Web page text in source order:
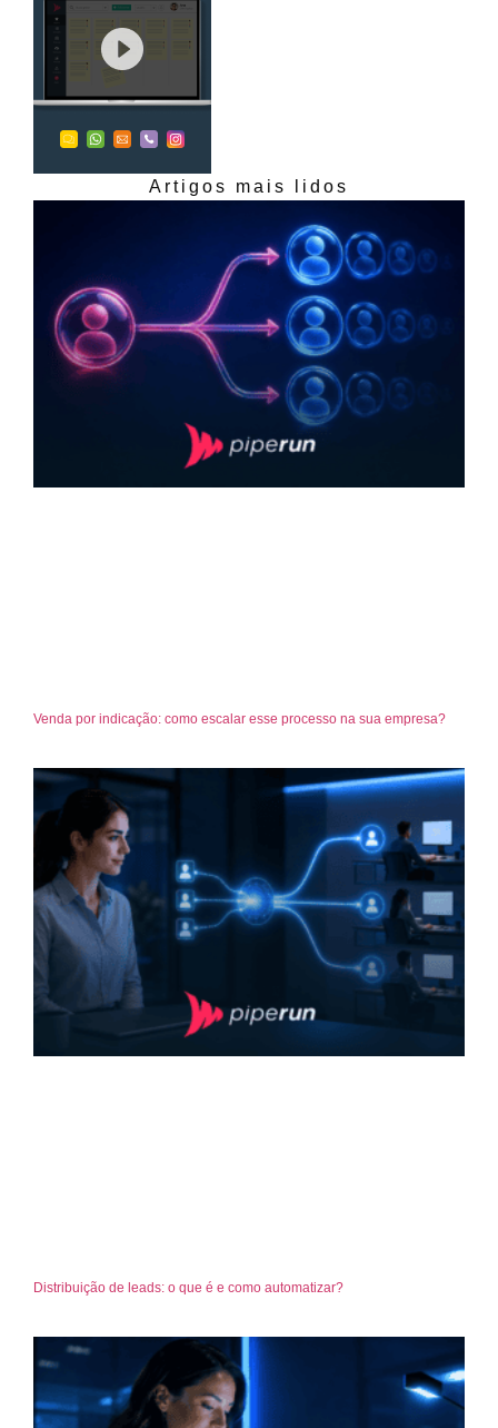
Artigos mais lidos
Venda por indicação: como escalar esse processo na sua empresa?
Distribuição de leads: o que é e como automatizar?